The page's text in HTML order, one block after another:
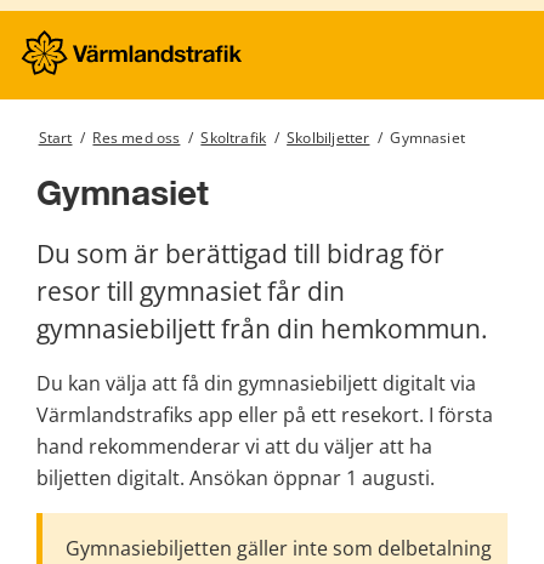
Start / Res med oss / Skoltrafik / Skolbiljetter / Gymnasiet
Gymnasiet
Du som är berättigad till bidrag för
resor till gymnasiet får din
gymnasiebiljett från din hemkommun.
Du kan välja att få din gymnasiebiljett digitalt via
Värmlandstrafiks app eller på ett resekort. I första
hand rekommenderar vi att du väljer att ha
biljetten digitalt. Ansökan öppnar 1 augusti.
Gymnasiebiljetten gäller inte som delbetalning